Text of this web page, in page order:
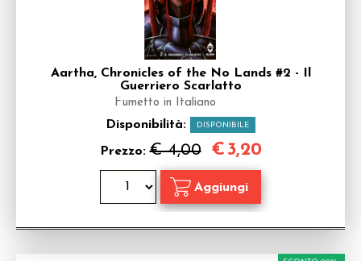
Aartha, Chronicles of the No Lands #2 - Il
Guerriero Scarlatto
Fumetto in Italiano
Disponibilità: DISPONIBILE
Prezzo:€ 4,00 € 3,20